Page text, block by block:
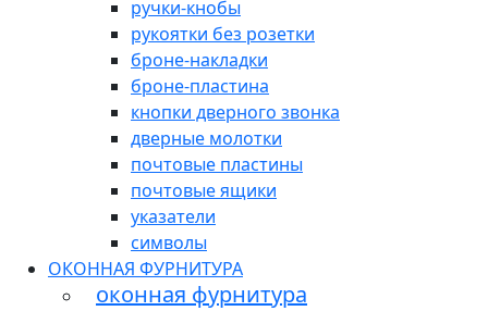
ручки-кнобы
рукоятки без розетки
броне-накладки
броне-пластина
кнопки дверного звонка
дверные молотки
почтовые пластины
почтовые ящики
указатели
символы
ОКОННАЯ ФУРНИТУРА
оконная фурнитура